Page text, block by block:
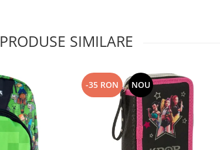
PRODUSE SIMILARE
-35 RON NOU